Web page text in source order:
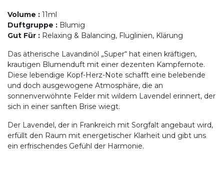
Volume : 11ml
Duftgruppe : Blumig
Gut Für : Relaxing & Balancing, Fluglinien, Klärung
Das ätherische Lavandinöl „Super“ hat einen kräftigen,
krautigen Blumenduft mit einer dezenten Kampfernote.
Diese lebendige Kopf-Herz-Note schafft eine belebende
und doch ausgewogene Atmosphäre, die an
sonnenverwöhnte Felder mit wildem Lavendel erinnert, der
sich in einer sanften Brise wiegt.
Der Lavendel, der in Frankreich mit Sorgfalt angebaut wird,
erfüllt den Raum mit energetischer Klarheit und gibt uns
ein erfrischendes Gefühl der Harmonie.